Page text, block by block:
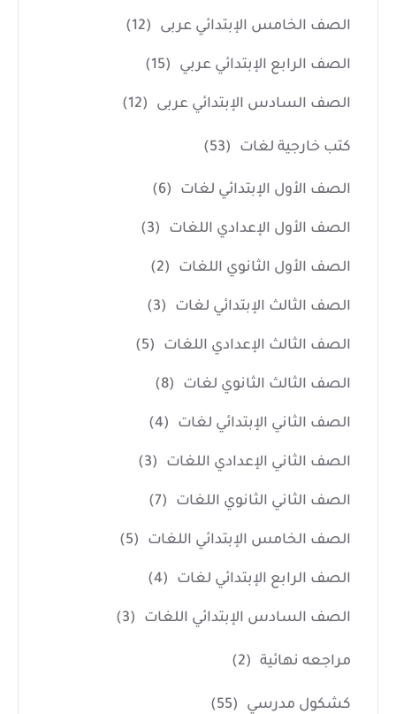
الصف الخامس الإبتدائي عربى (12)
الصف الرابع الإبتدائي عربي (15)
الصف السادس الإبتدائي عربى (12)
كتب خارجية لغات (53)
الصف الأول الإبتدائي لغات (6)
الصف الأول الإعدادي اللغات (3)
الصف الأول الثانوي اللغات (2)
الصف الثالث الإبتدائي لغات (3)
الصف الثالث الإعدادي اللغات (5)
الصف الثالث الثانوي لغات (8)
الصف الثاني الإبتدائي لغات (4)
الصف الثاني الإعدادي اللغات (3)
الصف الثاني الثانوي اللغات (7)
الصف الخامس الإبتدائي اللغات (5)
الصف الرابع الإبتدائي لغات (4)
الصف السادس الإبتدائي اللغات (3)
مراجعه نهائية (2)
كشكول مدرسي (55)